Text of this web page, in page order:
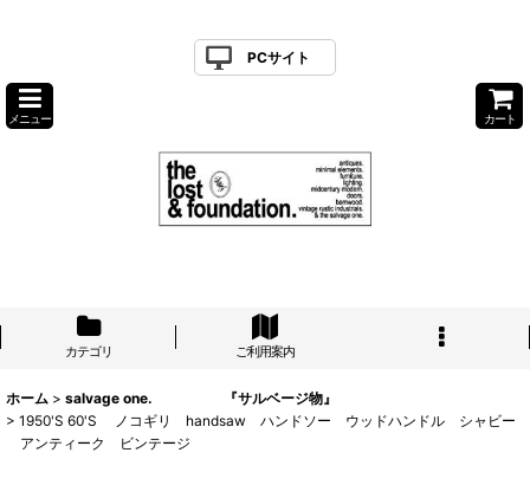
PCサイト
メニュー カート
カテゴリ ご利用案内
ホーム > salvage one. 『サルベージ物』
> 1950'S 60'S ノコギリ handsaw ハンドソー ウッドハンドル シャビー
アンティーク ビンテージ